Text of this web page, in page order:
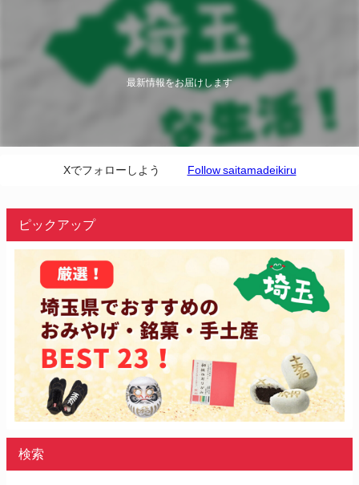
最新情報をお届けします
Xでフォローしよう Follow saitamadeikiru
ピックアップ
検索